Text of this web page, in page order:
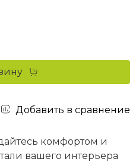
Добавить в сравнение
комфортом и
вашего интерьера